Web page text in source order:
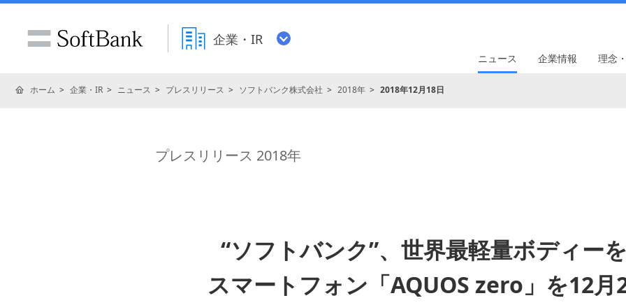
企業・IR
ニュース 企業情報 理念
ホーム 企業・IR ニュース プレスリリース ソフトバンク株式会社 2018年 2018年12月18日
プレスリリース 2018年
“ソフトバンク”、世界最軽量ボディー
スマートフォン「AQUOS zero」を12月